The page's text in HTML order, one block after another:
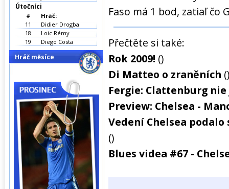
Faso má 1 bod, zatiaľ čo
Přečtěte si také:
Rok 2009! ()
Di Matteo o zraněních ()
Fergie: Clattenburg
Preview: Chelsea -
Vedení Chelsea
()
Blues videa #67 -
Útočníci
#
Hráč:
11
Didier Drogba
18
Loic Rémy
19
Diego Costa
Hráč měsíce